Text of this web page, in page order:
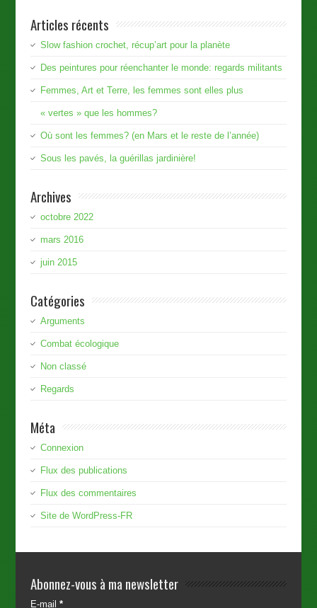
Articles récents
Slow fashion crochet, récup’art pour la planète
Des peintures pour réenchanter le monde: regards militants
Femmes, Art et Terre, les femmes sont elles plus
« vertes » que les hommes?
Où sont les femmes? (en Mars et le reste de l’année)
Sous les pavés, la guérillas jardinière!
Archives
octobre 2022
mars 2016
juin 2015
Catégories
Arguments
Combat écologique
Non classé
Regards
Méta
Connexion
Flux des publications
Flux des commentaires
Site de WordPress-FR
Abonnez-vous à ma newsletter
E-mail *